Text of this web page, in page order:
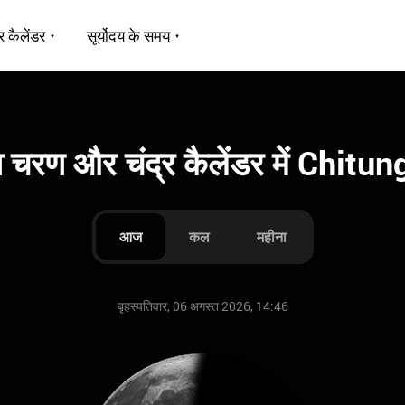
कैलेंडर सूर्योदय के समय
चरण और चंद्र कैलेंडर में
आज कल महीना
बृहस्पतिवार, 06 अगस्त 2026, 14:46